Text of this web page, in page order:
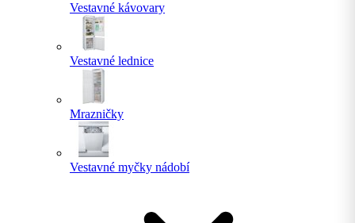
Vestavné kávovary
Vestavné lednice
Mrazničky
Vestavné myčky nádobí